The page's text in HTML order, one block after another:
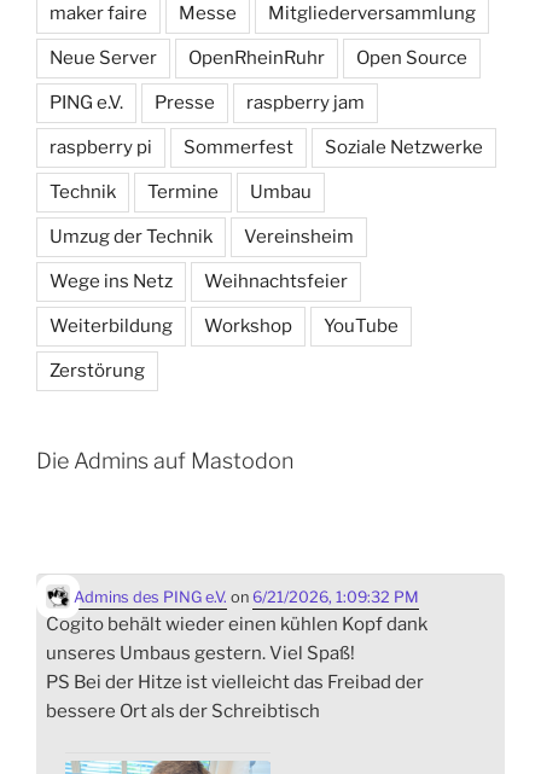
maker faire Messe Mitgliederversammlung
Neue Server OpenRheinRuhr Open Source
PING e.V. Presse raspberry jam
raspberry pi Sommerfest Soziale Netzwerke
Technik Termine Umbau
Umzug der Technik Vereinsheim
Wege ins Netz Weihnachtsfeier
Weiterbildung Workshop YouTube
Zerstörung
Die Admins auf Mastodon
Admins des PING e.V. on 6/21/2026, 1:09:32 PM
Cogito behält wieder einen kühlen Kopf dank
unseres Umbaus gestern. Viel Spaß!
PS Bei der Hitze ist vielleicht das Freibad der
bessere Ort als der Schreibtisch